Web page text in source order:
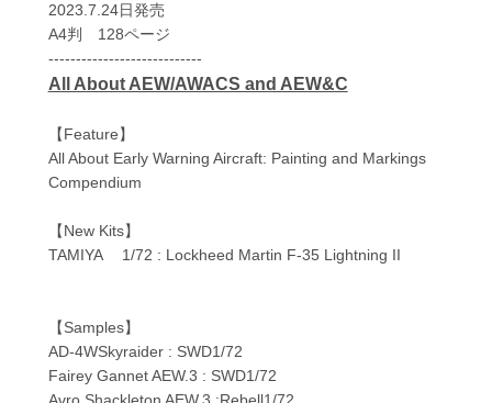
2023.7.24日発売
A4判 128ページ
----------------------------
All About AEW/AWACS and AEW&C
【Feature】
All About Early Warning Aircraft: Painting and Markings
Compendium
【New Kits】
TAMIYA 1/72 : Lockheed Martin F-35 Lightning II
【Samples】
AD-4WSkyraider : SWD1/72
Fairey Gannet AEW.3 : SWD1/72